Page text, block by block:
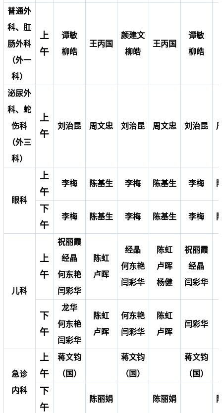
普通外
科、肛
肠外科
（外一
科）
上
午
谭敏
柳皓
王丙国
颜建文
柳皓
王丙国
谭敏
柳皓
泌尿外
科、蛇
伤科
（外三
科）
上
午
刘治昆 周文忠 刘治昆 周文忠 刘治昆
眼科
上
午
李梅 陈基生 李梅 陈基生 李梅
下
午
李梅 陈基生 李梅 陈基生 李梅
儿科
上
午
祝丽霞
经晶
何东艳
闫彩华
陈虹
卢晖
经晶
何东艳
闫彩华
陈虹
卢晖
杨健
祝丽霞
经晶
闫彩华
下
午
龙华
何东艳
闫彩华
陈虹
卢晖
何东艳
闫彩华
陈虹
卢晖
闫彩华
急诊
内科
上
午
蒋文钧
（国）
蒋文钧
（国）
蒋文钧
（国）
下
午
陈丽娟 陈丽娟